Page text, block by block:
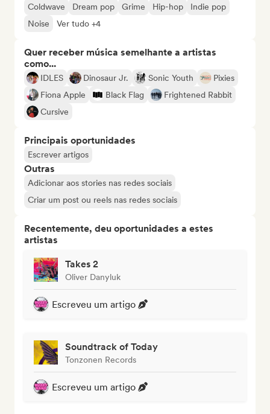
Coldwave Dream pop Grime Hip-hop
Indie pop
Noise
Ver tudo +4
Quer receber música semelhante a artistas
como...
IDLES Dinosaur Jr. Sonic Youth
Pixies
Fiona Apple
Black Flag
Frightened Rabbit
Cursive
Principais oportunidades
Escrever artigos
Outras
Adicionar aos stories nas redes sociais
Criar um post ou reels nas redes sociais
Recentemente, deu oportunidades a estes
artistas
Takes 2
Oliver Danyluk
Escreveu um artigo
Soundtrack of Today
Tonzonen Records
Escreveu um artigo